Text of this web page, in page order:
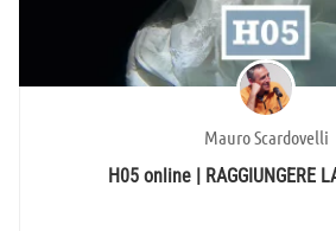
Mauro Scardovelli
H05 online | RAGGIUNGERE